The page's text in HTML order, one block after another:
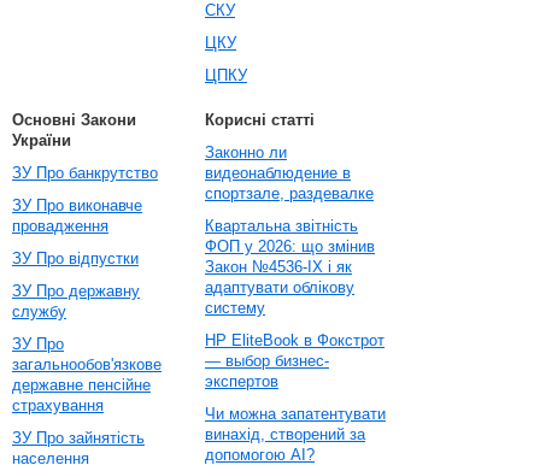
СКУ
ЦКУ
ЦПКУ
Основні Закони
України
ЗУ Про банкрутство
ЗУ Про виконавче
провадження
ЗУ Про відпустки
ЗУ Про державну
службу
ЗУ Про
загальнообов'язкове
державне пенсійне
страхування
ЗУ Про зайнятість
населення
Корисні статті
Законно ли
видеонаблюдение в
спортзале, раздевалке
Квартальна звітність
ФОП у 2026: що змінив
Закон №4536-IX і як
адаптувати облікову
систему
HP EliteBook в Фокстрот
— выбор бизнес-
экспертов
Чи можна запатентувати
винахід, створений за
допомогою AI?